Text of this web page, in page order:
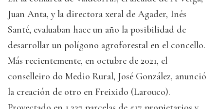
Juan Anta, y la directora xeral de Agader, Inés
Santé, evaluaban hace un año la posibilidad de
desarrollar un polígono agroforestal en el concello.
Más recientemente, en octubre de 2021, el
conselleiro do Medio Rural, José González, anunció
la creación de otro en Freixido (Larouco).